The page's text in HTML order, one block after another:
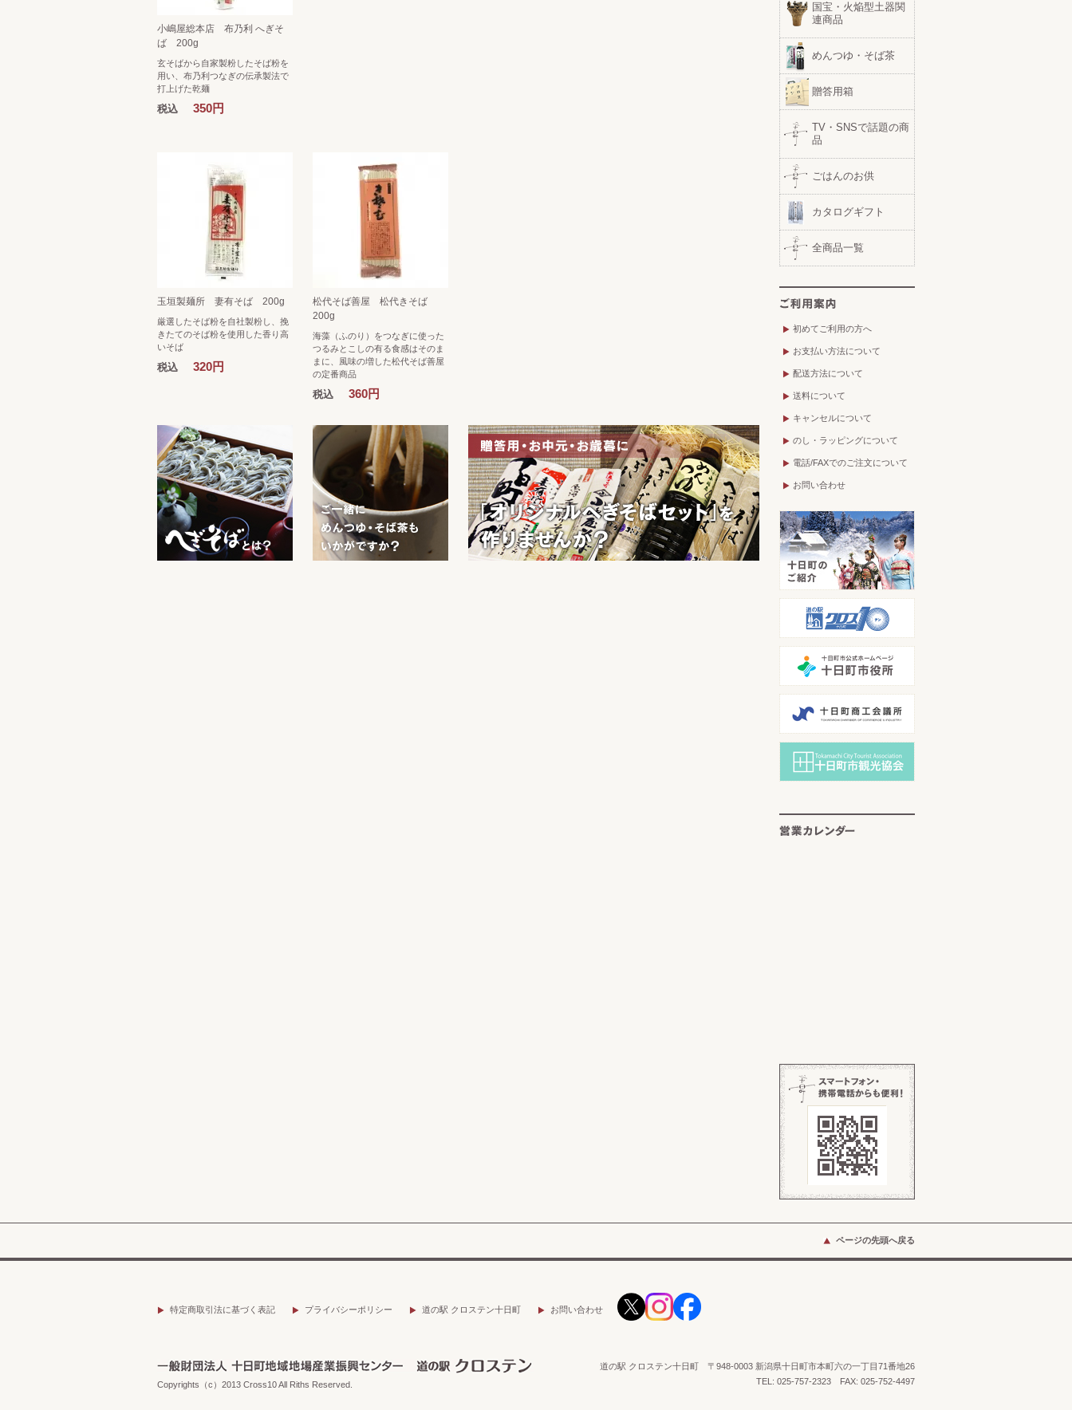
小嶋屋総本店 布乃利 へぎそ
ば 200g
玄そばから自家製粉したそば粉を
用い、布乃利つなぎの伝承製法で
打上げた乾麺
税込 350円
玉垣製麺所 妻有そば 200g
厳選したそば粉を自社製粉し、挽
きたてのそば粉を使用した香り高
いそば
税込 320円
松代そば善屋 松代きそば
200g
海藻（ふのり）をつなぎに使った
つるみとこしの有る食感はそのま
まに、風味の増した松代そば善屋
の定番商品
税込 360円
国宝・火焔型土器関
連商品
めんつゆ・そば茶
贈答用箱
TV・SNSで話題の商
品
ごはんのお供
カタログギフト
全商品一覧
初めてご利用の方へ
お支払い方法について
配送方法について
送料について
キャンセルについて
のし・ラッピングについて
電話/FAXでのご注文について
お問い合わせ
ページの先頭へ戻る
特定商取引法に基づく表記 プライバシーポリシー 道の駅 クロステン十日町 お問い合わせ
Copyrights（c）2013 Cross10 All Riths Reserved.
道の駅 クロステン十日町 〒948-0003 新潟県十日町市本町六の一丁目71番地26
TEL: 025-757-2323 FAX: 025-752-4497